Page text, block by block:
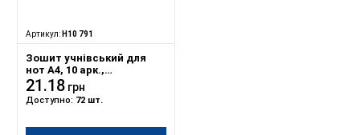
Артикул: Н10 791
Зошит учнівський для
нот А4, 10 арк.,
обкладинка картон,
скоба, Серія 791
21.18 грн
Доступно: 72 шт.